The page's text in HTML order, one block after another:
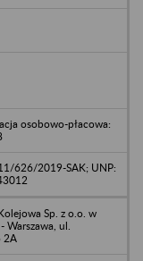
osobowo-płacowa:
626/2019-SAK; UNP:
Sp. z o.o. w
Warszawa, ul.
2A